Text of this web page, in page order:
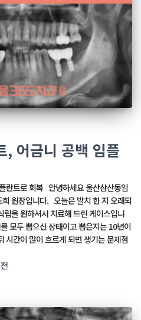
, 어금니 공백 임플
란트로 회복 안녕하세요 울산삼산동임
원장입니다. 오늘은 발치 한 지 오래되
을 원하셔서 치료해 드린 케이스입니
모두 뽑으신 상태이고 뽑은지는 10년이
간이 많이 흐르게 되면 생기는 문제점
전